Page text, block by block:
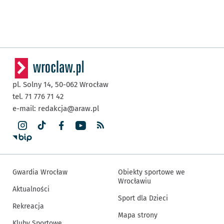
pl. Solny 14, 50-062 Wrocław
tel. 71 776 71 42
e-mail: redakcja@araw.pl
Gwardia Wrocław
Aktualności
Rekreacja
Obiekty sportowe we
Wrocławiu
Sport dla Dzieci
Mapa strony